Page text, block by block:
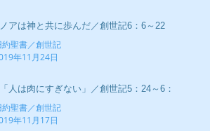
アは神と共に歩んだ／創世記6：6～22
約聖書／創世記
年11月24日
人は肉にすぎない」／創世記5：24～6：5
約聖書／創世記
年11月17日